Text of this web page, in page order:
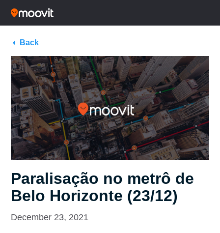
Back
Paralisação no metrô de
Belo Horizonte (23/12)
December 23, 2021